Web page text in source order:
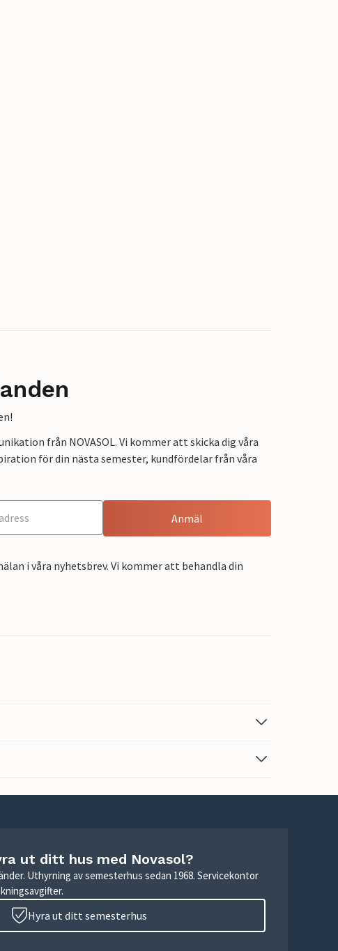
från NOVASOL. Vi kommer att skicka dig våra
för din nästa semester, kundfördelar från våra
Anmäl
i våra nyhetsbrev. Vi kommer att behandla din
ut ditt hus med Novasol?
Uthyrning av semesterhus sedan 1968. Servicekontor
Hyra ut ditt semesterhus